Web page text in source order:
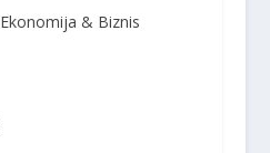
Ekonomija & Biznis